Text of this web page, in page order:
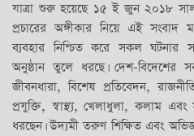
যাত্রা শুরু হয়েছে ১৫ ই জুন ২০১৮
প্রচারের অঙ্গীকার নিয়ে এই সংবাদ
ব্যবহার নিশ্চিত করে সকল ঘটনার
অনুষ্ঠান তুলে ধরছে। দেশ-বিদেশের
জীবনধারা, বিশেষ প্রতিবেদন,
প্রযুক্তি, স্বাস্থ্য, খেলাধুলা, কলাম
ধরছেন। উদ্যমী তরুণ শিক্ষিত এবং